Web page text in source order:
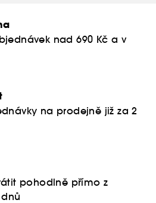
nad 690 Kč a v
na prodejně již za 2
pohodlně přímo z